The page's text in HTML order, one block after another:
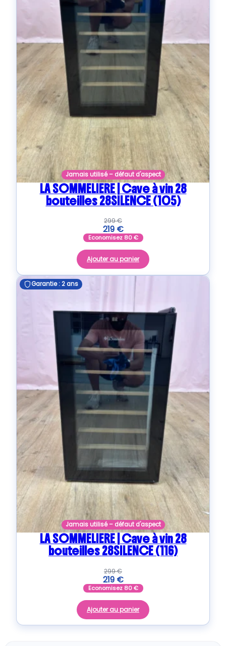
Jamais utilisé – défaut d'aspect
LA SOMMELIERE | Cave à vin 28
bouteilles 28SILENCE (105)
299€
219 €
Economisez 80€
Ajouter au panier
Garantie : 2 ans
Jamais utilisé – défaut d'aspect
LA SOMMELIERE | Cave à vin 28
bouteilles 28SILENCE (116)
299€
219 €
Economisez 80€
Ajouter au panier